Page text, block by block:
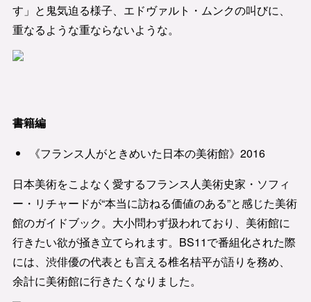
す」と鬼気迫る様子、エドヴァルト・ムンクの叫びに、
重なるような重ならないような。
書籍編
《フランス人がときめいた日本の美術館》2016
日本美術をこよなく愛するフランス人美術史家・ソフィ
ー・リチャードが“本当に訪ねる価値のある”と感じた美術
館のガイドブック。大小問わず扱われており、美術館に
行きたい欲が掻き立てられます。BS11で番組化された際
には、渋俳優の代表とも言える椎名桔平が語りを務め、
余計に美術館に行きたくなりました。